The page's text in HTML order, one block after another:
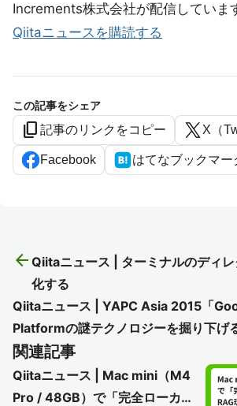
Increments株式会社が配信していま
Qiitaニュースを購読する
この記事をシェア
content_copy 記事のリンクをコピー X（
Facebook はてなブックマー
arrow_back Qiitaニュース | ターミナルのディ
化する
Qiitaニュース | YAPC Asia 2015「
Platformの謎テクノロジーを掘り下げ
関連記事
Qiitaニュース | Mac mini（M4
Pro / 48GB）で「完全ローカ